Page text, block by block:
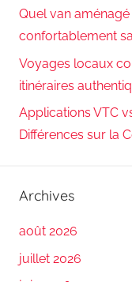
Quel van
confortablement
Voyages locaux
itinéraires
Applications VTC
Différences sur la
Archives
août 2026
juillet 2026